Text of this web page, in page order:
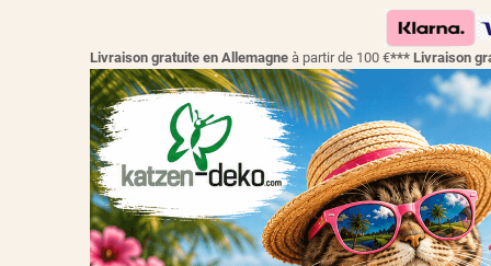
Livraison gratuite en Allemagne à partir de 100 €*** Livraison